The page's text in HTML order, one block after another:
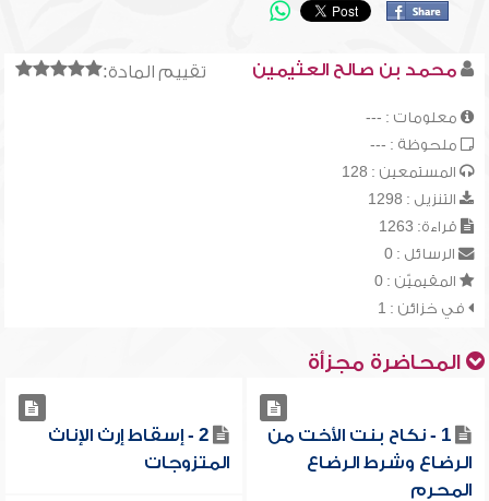
تقييم المادة: محمد بن صالح العثيمين
معلومات : ---
ملحوظة : ---
المستمعين : 128
التنزيل : 1298
قراءة: 1263
الرسائل : 0
المقيميّن : 0
في خزائن : 1
المحاضرة مجزأة
1 - نكاح بنت الأخت من
الرضاع وشرط الرضاع
المحرم
2 - إسقاط إرث الإناث
المتزوجات